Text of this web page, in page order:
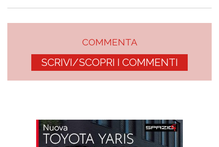
COMMENTA
SCRIVI/SCOPRI I COMMENTI